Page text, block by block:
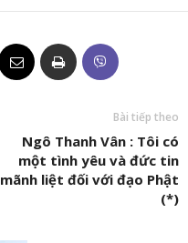
Bài tiếp theo
Ngô Thanh Vân : Tôi có
một tình yêu và đức tin
mãnh liệt đối với đạo Phật
(*)